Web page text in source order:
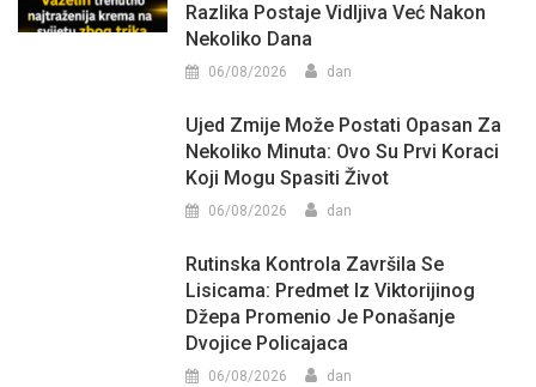
Razlika Postaje Vidljiva Već Nakon
Nekoliko Dana
06/08/2026 dan
Ujed Zmije Može Postati Opasan Za
Nekoliko Minuta: Ovo Su Prvi Koraci
Koji Mogu Spasiti Život
06/08/2026 dan
Rutinska Kontrola Završila Se
Lisicama: Predmet Iz Viktorijinog
Džepa Promenio Je Ponašanje
Dvojice Policajaca
06/08/2026 dan